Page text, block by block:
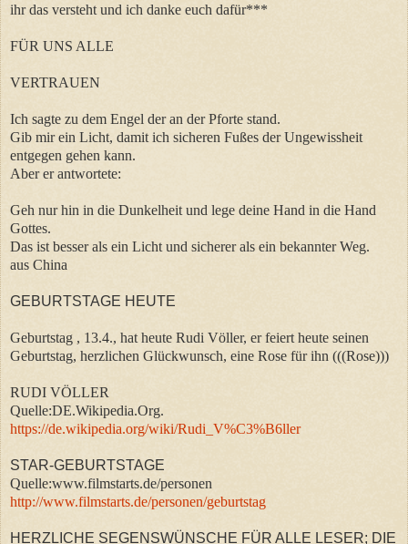
ihr das versteht und ich danke euch dafür***
FÜR UNS ALLE
VERTRAUEN
Ich sagte zu dem Engel der an der Pforte stand.
Gib mir ein Licht, damit ich sicheren Fußes der Ungewissheit
entgegen gehen kann.
Aber er antwortete:
Geh nur hin in die Dunkelheit und lege deine Hand in die Hand
Gottes.
Das ist besser als ein Licht und sicherer als ein bekannter Weg.
aus China
GEBURTSTAGE HEUTE
Geburtstag , 13.4., hat heute Rudi Völler, er feiert heute seinen
Geburtstag, herzlichen Glückwunsch, eine Rose für ihn (((Rose)))
RUDI VÖLLER
Quelle:DE.Wikipedia.Org.
https://de.wikipedia.org/wiki/Rudi_V%C3%B6ller
STAR-GEBURTSTAGE
Quelle:www.filmstarts.de/personen
http://www.filmstarts.de/personen/geburtstag
HERZLICHE SEGENSWÜNSCHE FÜR ALLE LESER; DIE